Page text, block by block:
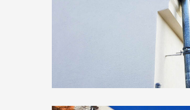
Villa aux